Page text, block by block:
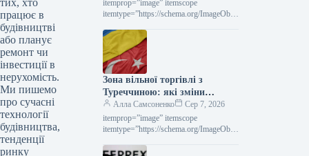
тих, хто
працює в
будівництві
або планує
ремонт чи
інвестиції в
нерухомість.
Ми пишемо
про сучасні
технології
будівництва,
тенденції
ринку
досягнувши позначки $2563 за
itemprop=”image” itemscope
itemtype=”https://schema.org/ImageObje
Глобальний ринок ціни на прокат
Роздрукувати 297 06 Серпня 2026
Середні ціни на нафтогазові труби…
Зона вільної торгівлі з
Туреччиною: які зміни
чекають на українське
металоведення
Алла Самсоненко
Сер 7, 2026
itemprop=”image” itemscope
itemtype=”https://schema.org/ImageObje
СтаттіІндустріяторгівляРоздрукувати